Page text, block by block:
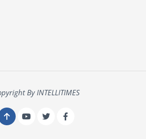
By INTELLITIMES